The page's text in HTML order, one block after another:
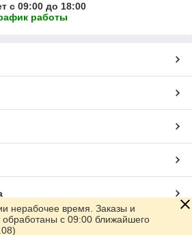
с 09:00 до 18:00
работы
нерабочее время. Заказы и
с 09:00 ближайшего